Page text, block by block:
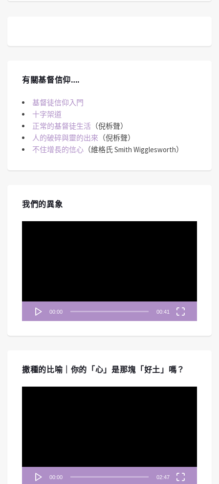
有關基督信仰….
基督徒信仰入門
十字架道
正常的基督徒生活 （倪柝聲）
人的破碎與靈的出來 （倪柝聲）
不住增長的信心 （維格氏 Smith Wigglesworth）
我們的異象
00:00 00:41
撒種的比喻｜你的「心」是那塊「好土」嗎？
00:00 02:47